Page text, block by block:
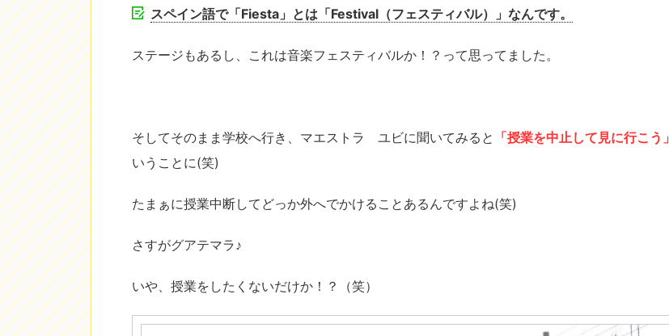
スペイン語で「Fiesta」とは「Festival（フェスティバル）」なんです。
ステージもあるし、これは音楽フェスティバルか！？って思ってました。
そしてそのまま学校へ行き、マエストラ ユビに聞いてみると 「授業を中止して見に行こう」
いうことに(笑)
たまぁに授業中断してどっか外へでかけることあるんですよね(笑)
さすがグアテマラ♪
いや、授業をしたくないだけか！？（笑）